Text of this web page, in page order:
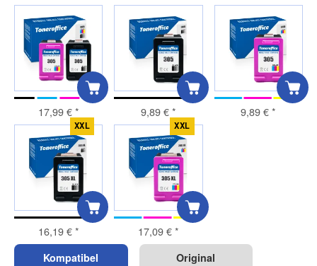
17,99 €* 9,89 €* 9,89 €*
XXL
16,19 €*
XXL
17,09 €*
Kompatibel Original